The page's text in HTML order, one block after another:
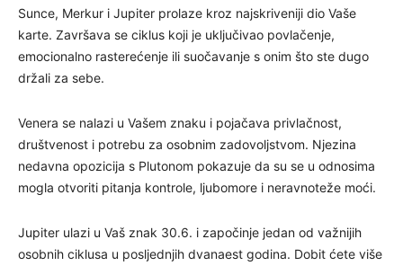
Sunce, Merkur i Jupiter prolaze kroz najskriveniji dio Vaše
karte. Završava se ciklus koji je uključivao povlačenje,
emocionalno rasterećenje ili suočavanje s onim što ste dugo
držali za sebe.
Venera se nalazi u Vašem znaku i pojačava privlačnost,
društvenost i potrebu za osobnim zadovoljstvom. Njezina
nedavna opozicija s Plutonom pokazuje da su se u odnosima
mogla otvoriti pitanja kontrole, ljubomore i neravnoteže moći.
Jupiter ulazi u Vaš znak 30.6. i započinje jedan od važnijih
osobnih ciklusa u posljednjih dvanaest godina. Dobit ćete više